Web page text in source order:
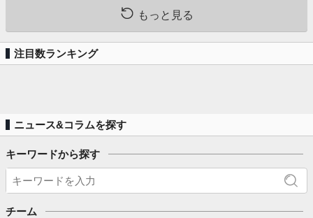
もっと見る
注目数ランキング
ニュース&コラムを探す
キーワードから探す
チーム